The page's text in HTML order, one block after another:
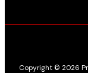
Copyright © 2026